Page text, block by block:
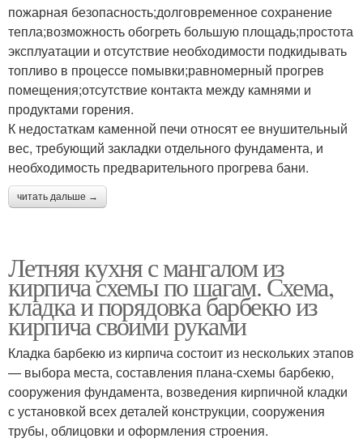
пожарная безопасность;долговременное сохранение
тепла;возможность обогреть большую площадь;простота
эксплуатации и отсутствие необходимости подкидывать
топливо в процессе помывки;равномерный прогрев
помещения;отсутствие контакта между камнями и
продуктами горения.
К недостаткам каменной печи относят ее внушительный
вес, требующий закладки отдельного фундамента, и
необходимость предварительного прогрева бани.
читать дальше →
Летняя кухня с мангалом из
кирпича схемы по шагам. Схема,
кладка и порядовка барбекю из
кирпича своими руками
Кладка барбекю из кирпича состоит из нескольких этапов
— выбора места, составления плана-схемы барбекю,
сооружения фундамента, возведения кирпичной кладки
с установкой всех деталей конструкции, сооружения
трубы, облицовки и оформления строения.